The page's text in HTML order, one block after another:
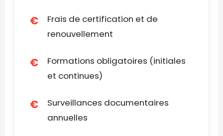
Frais de certification et de
renouvellement
Formations obligatoires (initiales
et continues)
Surveillances documentaires
annuelles